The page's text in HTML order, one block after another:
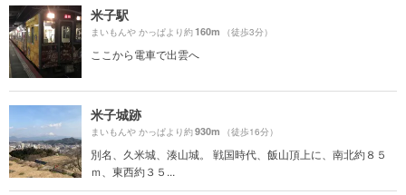
米子駅
まいもんや かっぱより約160m （徒歩3分）
ここから電車で出雲へ
米子城跡
まいもんや かっぱより約930m （徒歩16分）
別名、久米城、湊山城。 戦国時代、飯山頂上に、南北約８５
ｍ、東西約３５...